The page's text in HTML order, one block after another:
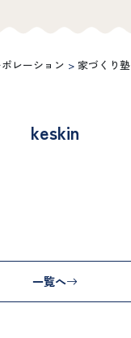
レーション > 家づくり塾
keskin
一覧へ